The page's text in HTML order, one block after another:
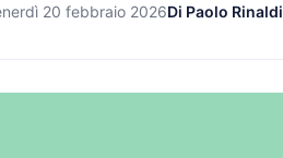
20 febbraio 2026Di Paolo Rinaldi